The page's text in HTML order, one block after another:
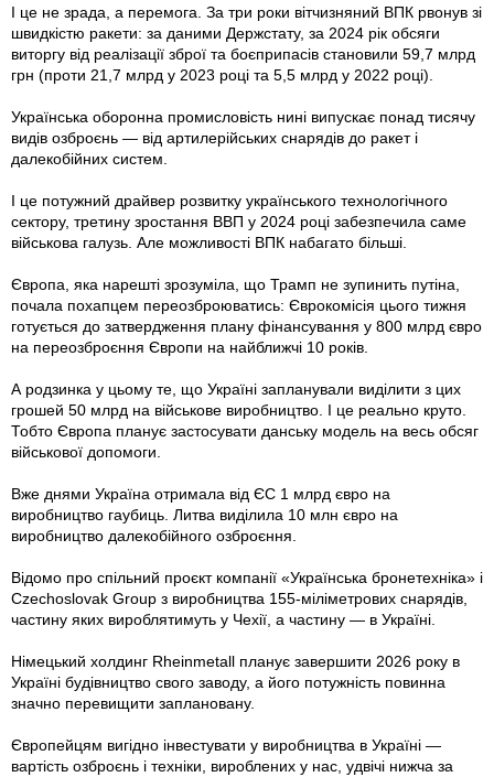
І це не зрада, а перемога. За три роки вітчизняний ВПК рвонув зі
швидкістю ракети: за даними Держстату, за 2024 рік обсяги
виторгу від реалізації зброї та боєприпасів становили 59,7 млрд
грн (проти 21,7 млрд у 2023 році та 5,5 млрд у 2022 році).
Українська оборонна промисловість нині випускає понад тисячу
видів озброєнь — від артилерійських снарядів до ракет і
далекобійних систем.
І це потужний драйвер розвитку українського технологічного
сектору, третину зростання ВВП у 2024 році забезпечила саме
військова галузь. Але можливості ВПК набагато більші.
Європа, яка нарешті зрозуміла, що Трамп не зупинить путіна,
почала похапцем переозброюватись: Єврокомісія цього тижня
готується до затвердження плану фінансування у 800 млрд євро
на переозброєння Європи на найближчі 10 років.
А родзинка у цьому те, що Україні запланували виділити з цих
грошей 50 млрд на військове виробництво. І це реально круто.
Тобто Європа планує застосувати данську модель на весь обсяг
військової допомоги.
Вже днями Україна отримала від ЄС 1 млрд євро на
виробництво гаубиць. Литва виділила 10 млн євро на
виробництво далекобійного озброєння.
Відомо про спільний проєкт компанії «Українська бронетехніка» і
Czechoslovak Group з виробництва 155-міліметрових снарядів,
частину яких вироблятимуть у Чехії, а частину — в Україні.
Німецький холдинг Rheinmetall планує завершити 2026 року в
Україні будівництво свого заводу, а його потужність повинна
значно перевищити заплановану.
Європейцям вигідно інвестувати у виробництва в Україні —
вартість озброєнь і техніки, вироблених у нас, удвічі нижча за